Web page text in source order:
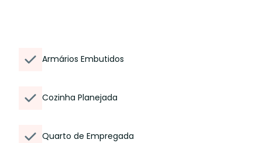
Armários Embutidos
Cozinha Planejada
Quarto de Empregada